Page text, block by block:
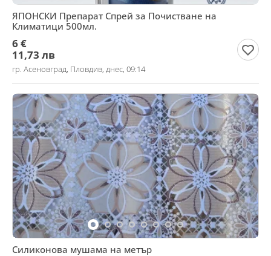
ЯПОНСКИ Препарат Спрей за Почистване на
Климатици 500мл.
6 €
11,73 лв
гр. Асеновград, Пловдив, днес, 09:14
Силиконова мушама на метър